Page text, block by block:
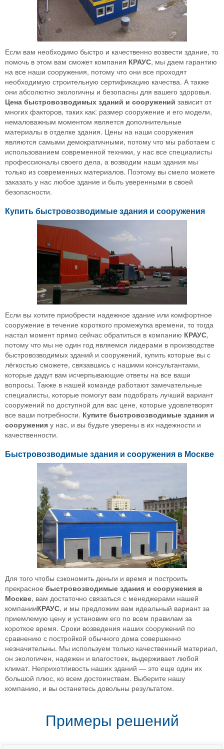
Если вам необходимо быстро и качественно возвести здание, то
помочь в этом вам сможет компания КРАУС, мы даем гарантию
на все наши сооружения, потому что они все проходят
необходимую строительную сертификацию качества. А также
они абсолютно экологичны и безопасны для вашего здоровья.
Цена быстровозводимых зданий и сооружений зависит от
многих факторов, таких как: размер сооружение и его модели,
немаловажным моментом является дополнительные
материалы в отделке здания. Цены на наши сооружения
являются самыми демократичными, потому что мы работаем с
использованием современной техники, у нас все специалисты
профессионалы своего дела, а возводим наши здания мы
только из современных материалов. Поэтому вы смело можете
заказать у нас любое здание и быть уверенными в своей
безопасности.
Купить быстровозводимые здания и сооружения
Если вы хотите приобрести надежное здание или комфортное
сооружение в течение короткого промежутка времени, то тогда
настал момент прямо сейчас обратиться в компанию КРАУС,
потому что мы не один год являемся лидерами в производстве
быстровозводимых зданий и сооружений, купить которые вы с
лёгкостью сможете, связавшись с нашими консультантами,
которые дадут вам исчерпывающие ответы на все ваши
вопросы. Также в нашей команде работают замечательные
специалисты, которые помогут вам подобрать лучший вариант
сооружений по доступной для вас цене, которые удовлетворят
все ваши потребности. Купите быстровозводимые здания и
сооружения у нас, и вы будьте уверены в их надежности и
качественности.
Быстровозводимые здания и сооружения в Москве
Для того чтобы сэкономить деньги и время и построить
прекрасное быстровозводимые здания и сооружения в
Москве, вам достаточно связаться с менеджерами нашей
компанииКРАУС, и мы предложим вам идеальный вариант за
приемлемую цену и установим его по всем правилам за
короткое время. Сроки возведения наших сооружений по
сравнению с постройкой обычного дома совершенно
незначительны. Мы используем только качественный материал,
он экологичен, надежен и влагостоек, выдерживает любой
климат. Неприхотливость наших зданий — это еще один их
большой плюс, ко всем достоинствам. Выберите нашу
компанию, и вы останетесь довольны результатом.
Примеры решений